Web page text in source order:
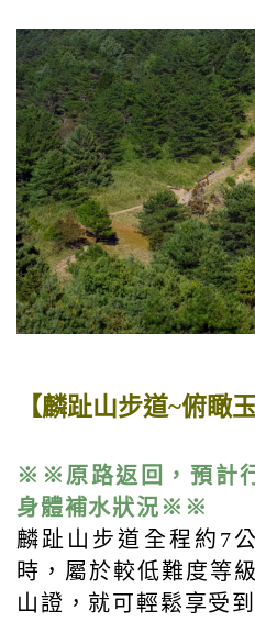
【麟趾山步道~俯瞰
※※原路返回，預計
身體補水狀況※※
麟趾山步道全程約7
時，屬於較低難度等
山證，就可輕鬆享受